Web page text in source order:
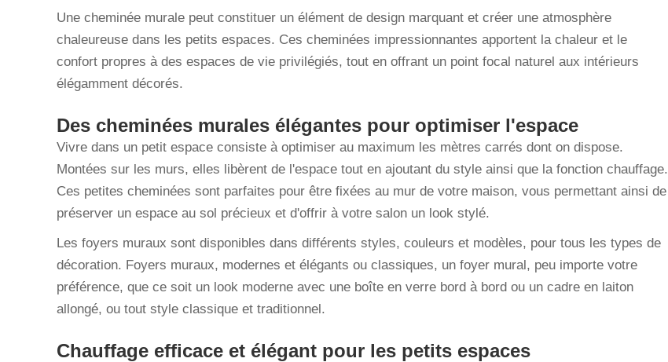
Une cheminée murale peut constituer un élément de design marquant et créer une atmosphère
chaleureuse dans les petits espaces. Ces cheminées impressionnantes apportent la chaleur et le
confort propres à des espaces de vie privilégiés, tout en offrant un point focal naturel aux intérieurs
élégamment décorés.
Des cheminées murales élégantes pour optimiser l'espace
Vivre dans un petit espace consiste à optimiser au maximum les mètres carrés dont on dispose.
Montées sur les murs, elles libèrent de l'espace tout en ajoutant du style ainsi que la fonction chauffage.
Ces petites cheminées sont parfaites pour être fixées au mur de votre maison, vous permettant ainsi de
préserver un espace au sol précieux et d'offrir à votre salon un look stylé.
Les foyers muraux sont disponibles dans différents styles, couleurs et modèles, pour tous les types de
décoration. Foyers muraux, modernes et élégants ou classiques, un foyer mural, peu importe votre
préférence, que ce soit un look moderne avec une boîte en verre bord à bord ou un cadre en laiton
allongé, ou tout style classique et traditionnel.
Chauffage efficace et élégant pour les petits espaces